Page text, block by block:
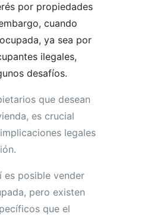
por propiedades
cuando
ya sea por
ilegales,
desafíos.
que desean
es crucial
legales
es posible vender
pero existen
que el